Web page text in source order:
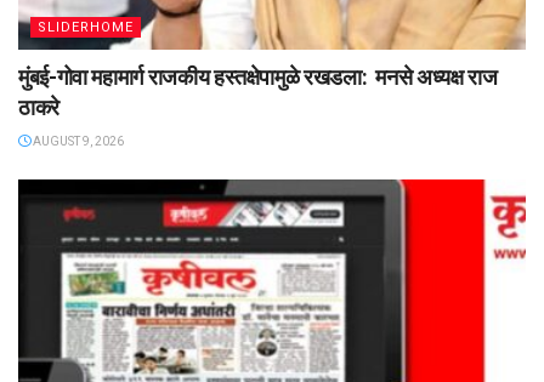
SLIDERHOME
मुंबई-गोवा महामार्ग राजकीय हस्तक्षेपामुळे रखडला: मनसे अध्यक्ष राज
ठाकरे
AUGUST 9, 2026